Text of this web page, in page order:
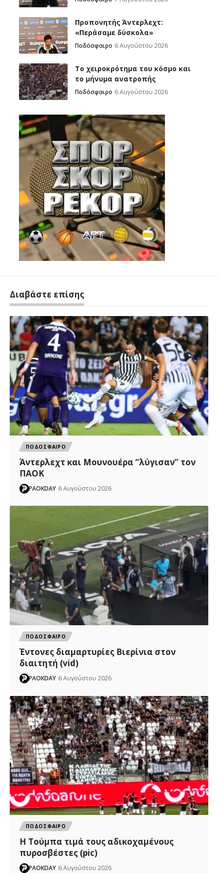
Προπονητής Άντερλεχτ:
«Περάσαμε δύσκολα»
Ποδόσφαιρο 6 Αυγούστου 2026
Το χειροκρότημα του κόσμο και
το μήνυμα ανατροπής
Ποδόσφαιρο 6 Αυγούστου 2026
Διαβάστε επίσης
ΠΟΔΟΣΦΑΙΡΟ
Άντερλεχτ και Μουνουέρα “λύγισαν” τον
ΠΑΟΚ
PAOKDAY 6 Αυγούστου 2026
ΠΟΔΟΣΦΑΙΡΟ
Έντονες διαμαρτυρίες Βιερίνια στον
διαιτητή (vid)
PAOKDAY 6 Αυγούστου 2026
ΠΟΔΟΣΦΑΙΡΟ
H Tούμπα τιμά τους αδικοχαμένους
πυροσβέστες (pic)
PAOKDAY 6 Αυγούστου 2026